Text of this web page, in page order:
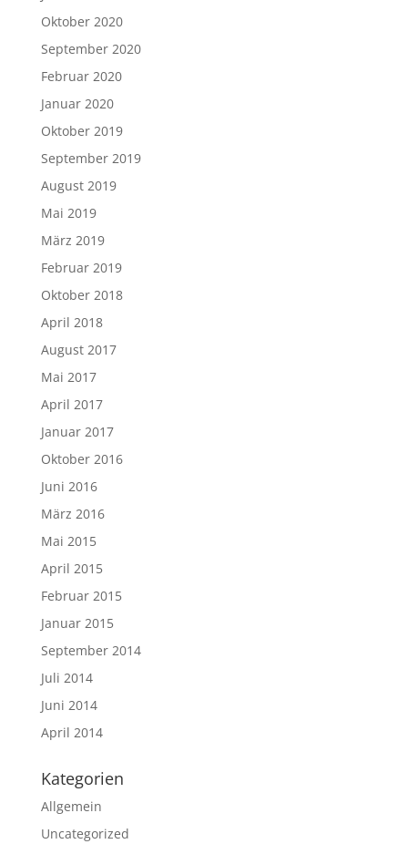
Oktober 2020
September 2020
Februar 2020
Januar 2020
Oktober 2019
September 2019
August 2019
Mai 2019
März 2019
Februar 2019
Oktober 2018
April 2018
August 2017
Mai 2017
April 2017
Januar 2017
Oktober 2016
Juni 2016
März 2016
Mai 2015
April 2015
Februar 2015
Januar 2015
September 2014
Juli 2014
Juni 2014
April 2014
Kategorien
Allgemein
Uncategorized